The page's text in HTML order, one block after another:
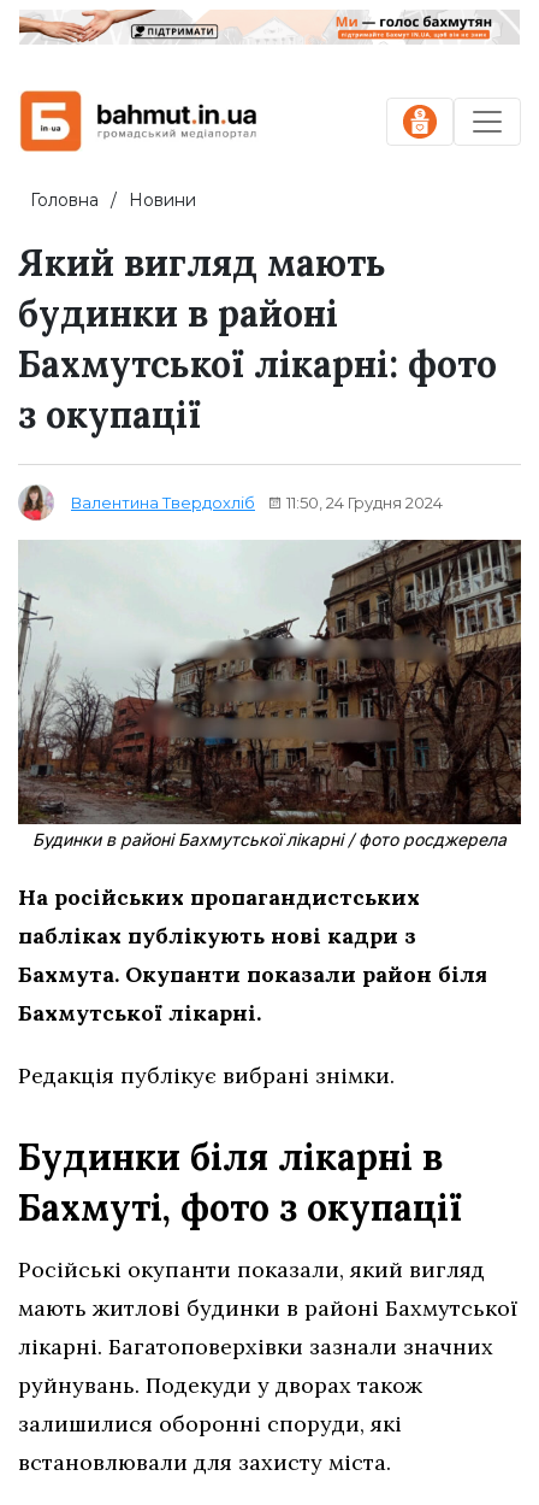
Головна Новини
Який вигляд мають
будинки в районі
Бахмутської лікарні: фото
з окупації
Валентина Твердохліб 11:50, 24 Грудня 2024
Будинки в районі Бахмутської лікарні / фото росджерела
На російських пропагандистських
пабліках публікують нові кадри з
Бахмута. Окупанти показали район біля
Бахмутської лікарні.
Редакція публікує вибрані знімки.
Будинки біля лікарні в
Бахмуті, фото з окупації
Російські окупанти показали, який вигляд
мають житлові будинки в районі Бахмутської
лікарні. Багатоповерхівки зазнали значних
руйнувань. Подекуди у дворах також
залишилися оборонні споруди, які
встановлювали для захисту міста.